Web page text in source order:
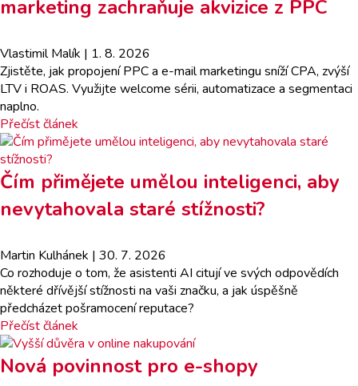
marketing zachraňuje akvizice z PPC
Vlastimil Malík | 1. 8. 2026
Zjistěte, jak propojení PPC a e-mail marketingu sníží CPA, zvýší
LTV i ROAS. Využijte welcome sérii, automatizace a segmentaci
naplno.
Přečíst článek
Čím přimějete umělou inteligenci, aby
nevytahovala staré stížnosti?
Martin Kulhánek | 30. 7. 2026
Co rozhoduje o tom, že asistenti AI citují ve svých odpovědích
některé dřívější stížnosti na vaši značku, a jak úspěšně
předcházet pošramocení reputace?
Přečíst článek
Nová povinnost pro e-shopy